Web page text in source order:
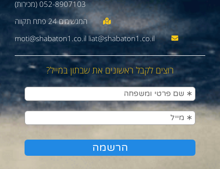
052-8907103 (מכירות)
moti@shabaton1.co.il liat@shabaton1.co.il
רוצים לקבל ראשונים את שבתון במייל?